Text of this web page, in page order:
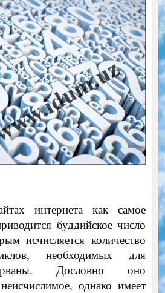
интернета как самое
буддийское число
исчисляется количество
необходимых для
Дословно оно
однако имеет